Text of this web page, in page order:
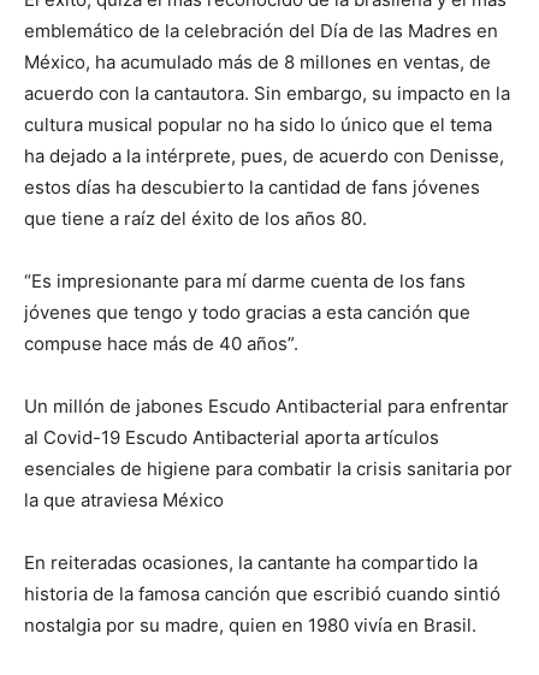
emblemático de la celebración del Día de las Madres en
México, ha acumulado más de 8 millones en ventas, de
acuerdo con la cantautora. Sin embargo, su impacto en la
cultura musical popular no ha sido lo único que el tema
ha dejado a la intérprete, pues, de acuerdo con Denisse,
estos días ha descubierto la cantidad de fans jóvenes
que tiene a raíz del éxito de los años 80.
“Es impresionante para mí darme cuenta de los fans
jóvenes que tengo y todo gracias a esta canción que
compuse hace más de 40 años”.
Un millón de jabones Escudo Antibacterial para enfrentar
al Covid-19 Escudo Antibacterial aporta artículos
esenciales de higiene para combatir la crisis sanitaria por
la que atraviesa México
En reiteradas ocasiones, la cantante ha compartido la
historia de la famosa canción que escribió cuando sintió
nostalgia por su madre, quien en 1980 vivía en Brasil.